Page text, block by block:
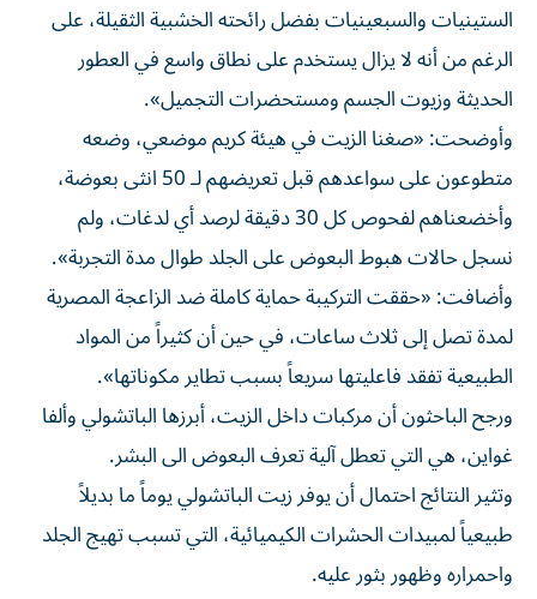
الستينيات والسبعينيات بفضل رائحته الخشبية الثقيلة، على
الرغم من أنه لا يزال يستخدم على نطاق واسع في العطور
الحديثة وزيوت الجسم ومستحضرات التجميل».
وأوضحت: «صغنا الزيت في هيئة كريم موضعي، وضعه
متطوعون على سواعدهم قبل تعريضهم لـ 50 انثى بعوضة،
وأخضعناهم لفحوص كل 30 دقيقة لرصد أي لدغات، ولم
نسجل حالات هبوط البعوض على الجلد طوال مدة التجربة».
وأضافت: «حققت التركيبة حماية كاملة ضد الزاعجة المصرية
لمدة تصل إلى ثلاث ساعات، في حين أن كثيراً من المواد
الطبيعية تفقد فاعليتها سريعاً بسبب تطاير مكوناتها».
ورجح الباحثون أن مركبات داخل الزيت، أبرزها الباتشولي وألفا
غواين، هي التي تعطل آلية تعرف البعوض الى البشر.
وتثير النتائج احتمال أن يوفر زيت الباتشولي يوماً ما بديلاً
طبيعياً لمبيدات الحشرات الكيميائية، التي تسبب تهيج الجلد
واحمراره وظهور بثور عليه.